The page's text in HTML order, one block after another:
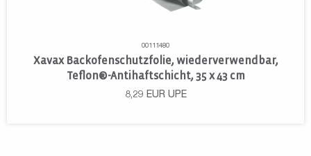
00111480
Xavax Backofenschutzfolie, wiederverwendbar,
Teflon®-Antihaftschicht, 35 x 43 cm
8,29 EUR UPE